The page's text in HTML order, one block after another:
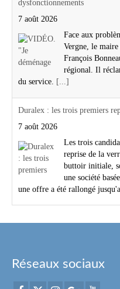
dysfonctionnements
7 août 2026
Face aux
Vergne, le
François
régional. Il
du service. [...]
Duralex : les trois premiers
7 août 2026
Les trois
reprise de la
buttoir initiale,
une société
une offre a été rallongé
Réseaux sociaux